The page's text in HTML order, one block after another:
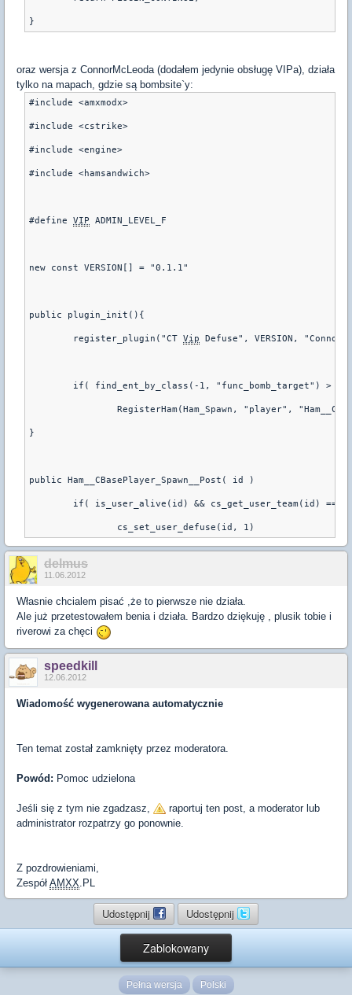
oraz wersja z ConnorMcLeoda (dodałem jedynie obsługę VIPa), działa
tylko na mapach, gdzie są bombsite`y:
#include <amxmodx>
#include <cstrike>
#include <engine>
#include <hamsandwich>
#define VIP ADMIN_LEVEL_F
new const VERSION[] = "0.1.1"
public plugin_init(){
	register_plugin("CT
Vip Defuse", VERSION,
if( find_ent_by_class(-1, "func_bomb_target") >
RegisterHam(Ham_Spawn, "player",
}
public Ham__CBasePlayer_Spawn__Post( id )
if( is_user_alive(id) && cs_get_user_team(id) ==
delmus
11.06.2012
Własnie chcialem pisać ,że to pierwsze nie działa.
Ale już przetestowałem benia i działa. Bardzo dziękuję , plusik tobie i
riverowi za chęci
speedkill
12.06.2012
Wiadomość wygenerowana automatycznie
Ten temat został zamknięty przez moderatora.
Powód: Pomoc udzielona
Jeśli się z tym nie zgadzasz,
raportuj ten post, a moderator lub
administrator rozpatrzy go ponownie.
Z pozdrowieniami,
Zespół AMXX .PL
Udostępnij Udostępnij
Zablokowany
Pełna wersja Polski